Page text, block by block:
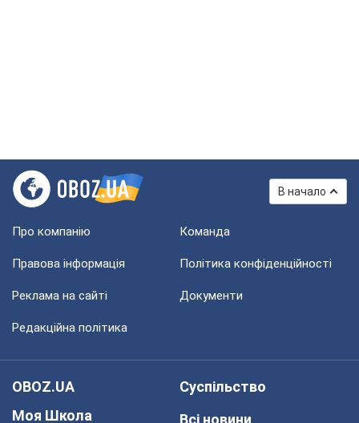
В начало
Про компанію Команда
Правова інформація Політика конфіденційності
Реклама на сайті Документи
Редакційна політика
OBOZ.UA
Моя Школа
Суспільство
Всі новини